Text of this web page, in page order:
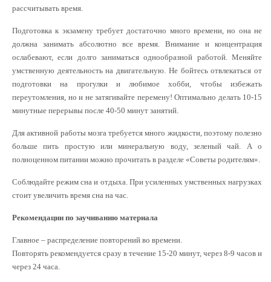
рассчитывать время.
Подготовка к экзамену требует достаточно много времени, но она не
должна занимать абсолютно все время. Внимание и концентрация
ослабевают, если долго заниматься однообразной работой. Меняйте
умственную деятельность на двигательную. Не бойтесь отвлекаться от
подготовки на прогулки и любимое хобби, чтобы избежать
переутомления, но и не затягивайте перемену! Оптимально делать 10-15
минутные перерывы после 40-50 минут занятий.
Для активной работы мозга требуется много жидкости, поэтому полезно
больше пить простую или минеральную воду, зеленый чай. А о
полноценном питании можно прочитать в разделе «Советы родителям».
Соблюдайте режим сна и отдыха. При усиленных умственных нагрузках
стоит увеличить время сна на час.
Рекомендации по заучиванию материала
Главное – распределение повторений во времени.
Повторять рекомендуется сразу в течение 15-20 минут, через 8-9 часов и
через 24 часа.